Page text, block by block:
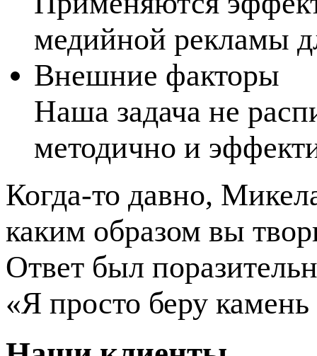
медийной рекламы
Внешние факторы
Наша задача не
методично и
Когда-то давно,
каким образом вы
Ответ был
«Я просто беру